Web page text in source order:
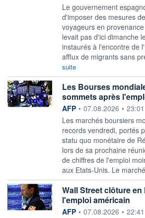
Le gouvernement
‌d'imposer des mesures
voyageurs en
levait ​pas d'ici dimanche
instaurés à l'encontre de
afflux de migrants sans
suite
Les Bourses
sommets après
information fournie par
AFP • 07.08.2026 • 23:01
Les marchés boursiers
records vendredi, portés
statu quo monétaire de
lors de sa prochaine
de chiffres de l'emploi
aux Etats-Unis. Le
Wall Street clôture
l'emploi américain
information fournie par
AFP • 07.08.2026 • 22:41